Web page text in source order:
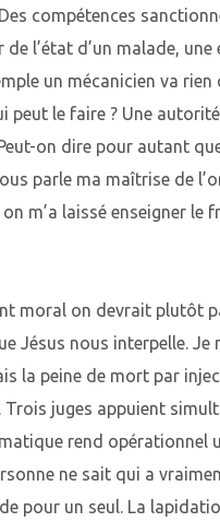
compétences
l’état d’un malade,
un mécanicien va
peut le faire ? Une
on dire pour autant
parle ma maîtrise de
m’a laissé enseigner le
moral on devrait plutôt
Jésus nous interpelle.
la peine de mort par
juges appuient
rend opérationnel
ne sait qui a
pour un seul. La